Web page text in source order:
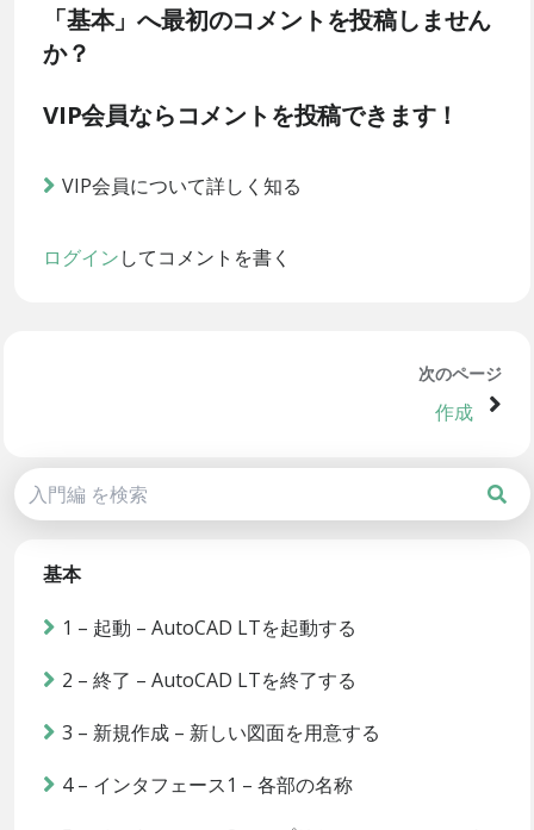
「基本」へ最初のコメントを投稿しません
か？
VIP会員ならコメントを投稿できます！
VIP会員について詳しく知る
ログインしてコメントを書く
次のページ
作成
基本
1 – 起動 – AutoCAD LTを起動する
2 – 終了 – AutoCAD LTを終了する
3 – 新規作成 – 新しい図面を用意する
4 – インタフェース1 – 各部の名称